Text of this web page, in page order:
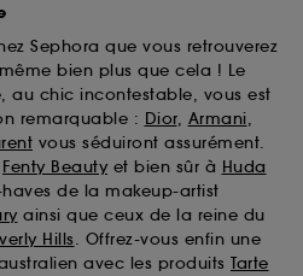
Sephora que vous retrouverez
bien plus que cela ! Le
au chic incontestable, vous est
remarquable : Dior, Armani,
vous séduiront assurément.
Fenty Beauty et bien sûr à Huda
de la makeup-artist
ainsi que ceux de la reine du
Hills. Offrez-vous enfin une
avec les produits Tarte